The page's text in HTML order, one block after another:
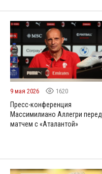
9 мая 2026 1620
Пресс-конференция
Массимилиано Аллегри перед
матчем с «Аталантой»